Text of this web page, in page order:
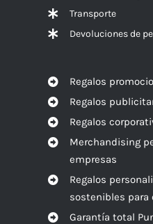
Transporte
Devoluciones de
Regalos
Regalos
Regalos
Merchandising
empresas
Regalos
sostenibles para
Garantía total